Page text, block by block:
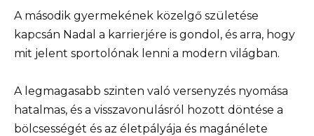
A második gyermekének közelgő születése
kapcsán Nadal a karrierjére is gondol, és arra, hogy
mit jelent sportolónak lenni a modern világban.
A legmagasabb szinten való versenyzés nyomása
hatalmas, és a visszavonulásról hozott döntése a
bölcsességét és az életpályája és magánélete